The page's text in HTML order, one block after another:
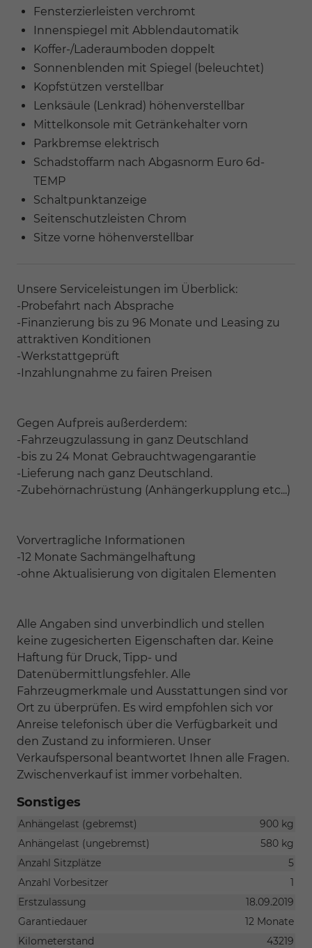
Fensterzierleisten verchromt
Innenspiegel mit Abblendautomatik
Koffer-/Laderaumboden doppelt
Sonnenblenden mit Spiegel (beleuchtet)
Kopfstützen verstellbar
Lenksäule (Lenkrad) höhenverstellbar
Mittelkonsole mit Getränkehalter vorn
Parkbremse elektrisch
Schadstoffarm nach Abgasnorm Euro 6d-
TEMP
Schaltpunktanzeige
Seitenschutzleisten Chrom
Sitze vorne höhenverstellbar
Unsere Serviceleistungen im Überblick:
-Probefahrt nach Absprache
-Finanzierung bis zu 96 Monate und Leasing zu
attraktiven Konditionen
-Werkstattgeprüft
-Inzahlungnahme zu fairen Preisen
Gegen Aufpreis außerderdem:
-Fahrzeugzulassung in ganz Deutschland
-bis zu 24 Monat Gebrauchtwagengarantie
-Lieferung nach ganz Deutschland.
-Zubehörnachrüstung (Anhängerkupplung etc...)
Vorvertragliche Informationen
-12 Monate Sachmängelhaftung
-ohne Aktualisierung von digitalen Elementen
Alle Angaben sind unverbindlich und stellen
keine zugesicherten Eigenschaften dar. Keine
Haftung für Druck, Tipp- und
Datenübermittlungsfehler. Alle
Fahrzeugmerkmale und Ausstattungen sind vor
Ort zu überprüfen. Es wird empfohlen sich vor
Anreise telefonisch über die Verfügbarkeit und
den Zustand zu informieren. Unser
Verkaufspersonal beantwortet Ihnen alle Fragen.
Zwischenverkauf ist immer vorbehalten.
Sonstiges
Anhängelast (gebremst)
900 kg
Anhängelast (ungebremst)
580 kg
Anzahl Sitzplätze
5
Anzahl Vorbesitzer
1
Erstzulassung
18.09.2019
Garantiedauer
12 Monate
Kilometerstand
43219